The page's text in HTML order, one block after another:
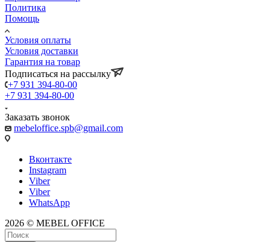
Политика
Помощь
Условия оплаты
Условия доставки
Гарантия на товар
Подписаться на рассылку
+7 931 394-80-00
+7 931 394-80-00
Заказать звонок
mebeloffice.spb@gmail.com
Вконтакте
Instagram
Viber
Viber
WhatsApp
2026 © MEBEL OFFICE